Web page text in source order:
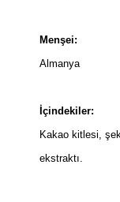
Menşei:
Almanya
İçindekiler:
Kakao kitlesi,
ekstraktı.